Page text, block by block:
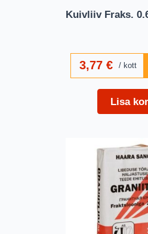
Kuivliiv Fraks.
3,77 € kott
Lisa